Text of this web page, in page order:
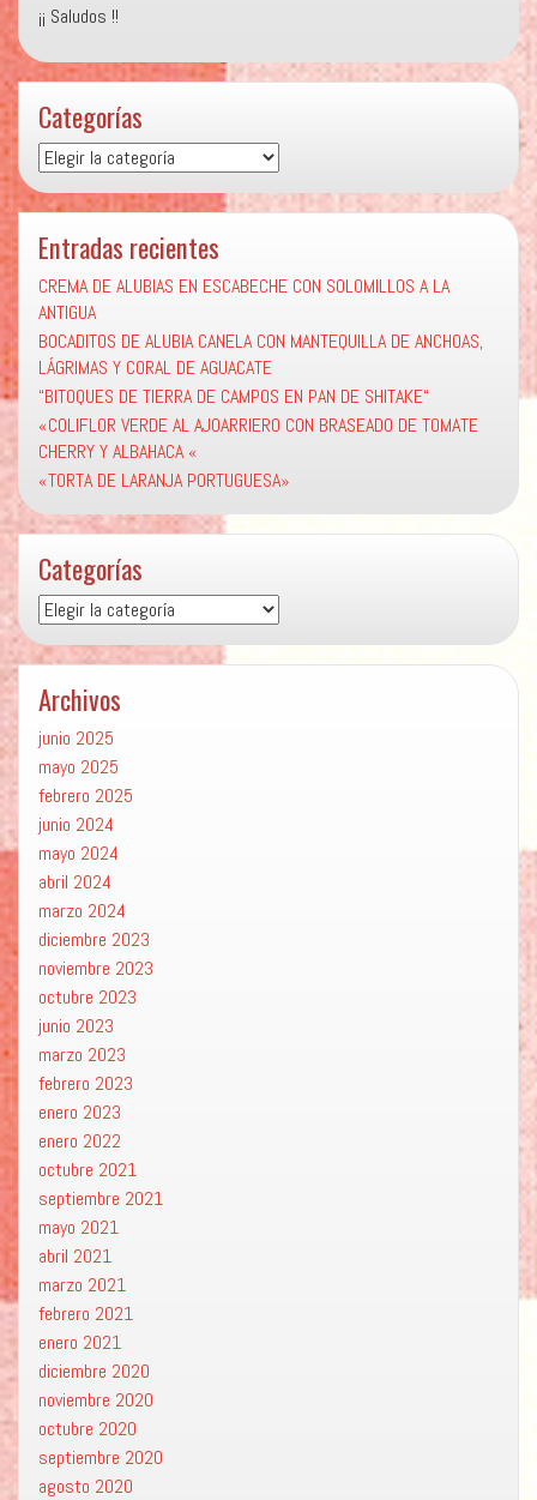
¡¡ Saludos !!
Categorías
Categorías
Entradas recientes
CREMA DE ALUBIAS EN ESCABECHE CON SOLOMILLOS A LA
ANTIGUA
BOCADITOS DE ALUBIA CANELA CON MANTEQUILLA DE ANCHOAS,
LÁGRIMAS Y CORAL DE AGUACATE
“BITOQUES DE TIERRA DE CAMPOS EN PAN DE SHITAKE“
«COLIFLOR VERDE AL AJOARRIERO CON BRASEADO DE TOMATE
CHERRY Y ALBAHACA «
«TORTA DE LARANJA PORTUGUESA»
Categorías
Categorías
Archivos
junio 2025
mayo 2025
febrero 2025
junio 2024
mayo 2024
abril 2024
marzo 2024
diciembre 2023
noviembre 2023
octubre 2023
junio 2023
marzo 2023
febrero 2023
enero 2023
enero 2022
octubre 2021
septiembre 2021
mayo 2021
abril 2021
marzo 2021
febrero 2021
enero 2021
diciembre 2020
noviembre 2020
octubre 2020
septiembre 2020
agosto 2020